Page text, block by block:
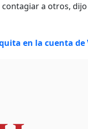
a otros, dijo
en la cuenta de